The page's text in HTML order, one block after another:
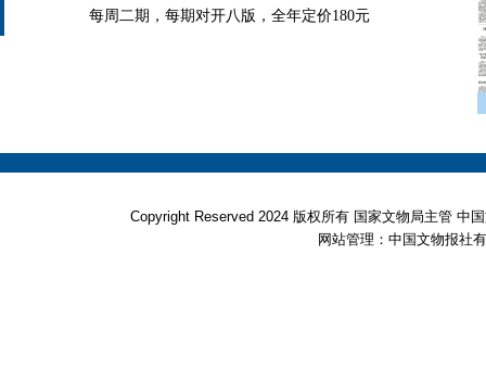
每周二期，每期对开八版，全年定价180元
Copyright Reserved 2024 版权所有 国家文物局主管
网站管理：中国文物报社